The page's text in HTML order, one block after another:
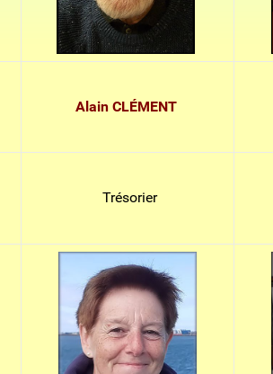
Alain CLÉMENT
Trésorier